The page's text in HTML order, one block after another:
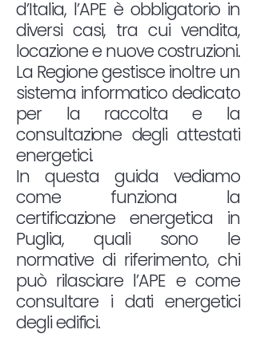
d’Italia, l’APE è obbligatorio in
diversi casi, tra cui vendita,
locazione e nuove costruzioni.
La Regione gestisce inoltre un
sistema informatico dedicato
per la raccolta e la
consultazione degli attestati
energetici.
In questa guida vediamo
come funziona la
certificazione energetica in
Puglia, quali sono le
normative di riferimento, chi
può rilasciare l’APE e come
consultare i dati energetici
degli edifici.